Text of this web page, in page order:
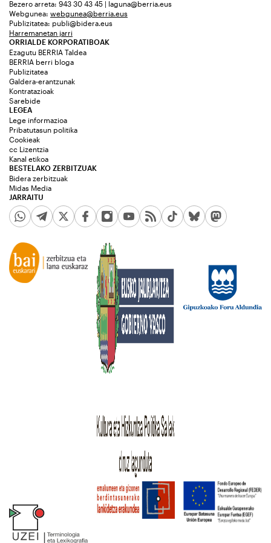
Bezero arreta: 943 30 43 45 | laguna@berria.eus
Webgunea: webgunea@berria.eus
Publizitatea: publi@bidera.eus
Harremanetan jarri
ORRIALDE KORPORATIBOAK
Ezagutu BERRIA Taldea
BERRIA berri bloga
Publizitatea
Galdera-erantzunak
Kontratazioak
Sarebide
JARRAITU
LEGEA
Lege informazioa
Pribatutasun politika
Cookieak
cc Lizentzia
Kanal etikoa
BESTELAKO ZERBITZUAK
Bidera zerbitzuak
Midas Media